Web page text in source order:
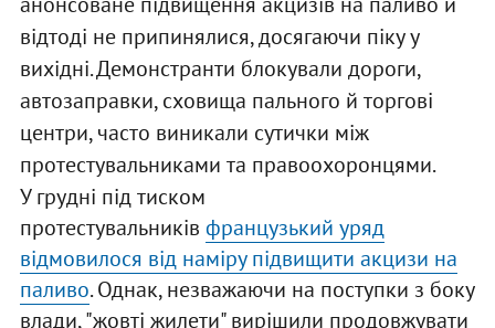
відтоді не припинялися, досягаючи піку у
вихідні. Демонстранти блокували дороги,
автозаправки, сховища пального й торгові
центри, часто виникали сутички між
протестувальниками та правоохоронцями.
У грудні під тиском
протестувальників французький уряд
відмовилося від наміру підвищити акцизи на
паливо. Однак, незважаючи на поступки з боку
влади, "жовті жилети" вирішили продовжувати